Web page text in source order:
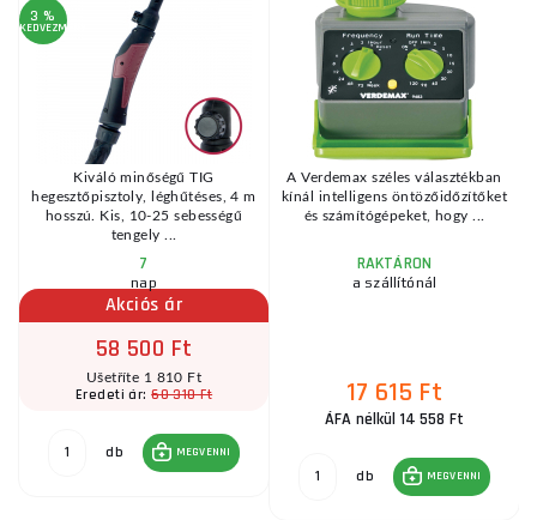
3 %
KEDVEZMÉNY
Kiváló minőségű TIG
hegesztőpisztoly, léghűtéses, 4 m
hosszú. Kis, 10-25 sebességű
tengely ...
7
nap
Akciós ár
58 500 Ft
Ušetříte 1 810 Ft
Eredeti ár:60 310 Ft
db MEGVENNI
A Verdemax széles választékban
kínál intelligens öntözőidőzítőket
és számítógépeket, hogy ...
RAKTÁRON
a szállítónál
17 615 Ft
ÁFA nélkül 14 558 Ft
db MEGVENNI